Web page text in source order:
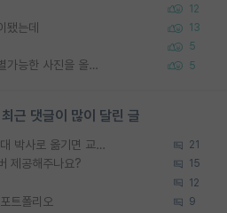
12
는데 13
5
정보보안 연구하는 입장에선 식별가능한 사진을 올리는건 비추이긴함 5
근 댓글이 많이 달린 글
SSH 박사과정을 그만두고 지방대 박사로 옮기면 교수의 꿈은 끝일까요? 21
제공해주나요? 15
12
트폴리오 9